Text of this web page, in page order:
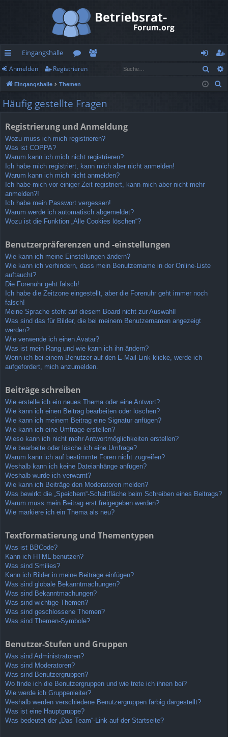
ch
ne
llz
rif
f
Eingangshalle
or
en
de
n
m
eg
ist
Anmelden Registrieren
Eingangshalle Themen
Häufig gestellte Fragen
Registrierung und Anmeldung
Wozu muss ich mich registrieren?
Was ist COPPA?
Warum kann ich mich nicht registrieren?
Ich habe mich registriert, kann mich aber nicht anmelden!
Warum kann ich mich nicht anmelden?
Ich habe mich vor einiger Zeit registriert, kann mich aber nicht mehr
anmelden?!
Ich habe mein Passwort vergessen!
Warum werde ich automatisch abgemeldet?
Wozu ist die Funktion „Alle Cookies löschen“?
Benutzerpräferenzen und -einstellungen
Wie kann ich meine Einstellungen ändern?
Wie kann ich verhindern, dass mein Benutzername in der Online-Liste
auftaucht?
Die Forenuhr geht falsch!
Ich habe die Zeitzone eingestellt, aber die Forenuhr geht immer noch
falsch!
Meine Sprache steht auf diesem Board nicht zur Auswahl!
Was sind das für Bilder, die bei meinem Benutzernamen angezeigt
werden?
Wie verwende ich einen Avatar?
Was ist mein Rang und wie kann ich ihn ändern?
Wenn ich bei einem Benutzer auf den E-Mail-Link klicke, werde ich
aufgefordert, mich anzumelden.
Beiträge schreiben
Wie erstelle ich ein neues Thema oder eine Antwort?
Wie kann ich einen Beitrag bearbeiten oder löschen?
Wie kann ich meinem Beitrag eine Signatur anfügen?
Wie kann ich eine Umfrage erstellen?
Wieso kann ich nicht mehr Antwortmöglichkeiten erstellen?
Wie bearbeite oder lösche ich eine Umfrage?
Warum kann ich auf bestimmte Foren nicht zugreifen?
Weshalb kann ich keine Dateianhänge anfügen?
Weshalb wurde ich verwarnt?
Wie kann ich Beiträge den Moderatoren melden?
Was bewirkt die „Speichern“-Schaltfläche beim Schreiben eines Beitrags?
Warum muss mein Beitrag erst freigegeben werden?
Wie markiere ich ein Thema als neu?
Textformatierung und Thementypen
Was ist BBCode?
Kann ich HTML benutzen?
Was sind Smilies?
Kann ich Bilder in meine Beiträge einfügen?
Was sind globale Bekanntmachungen?
Was sind Bekanntmachungen?
Was sind wichtige Themen?
Was sind geschlossene Themen?
Was sind Themen-Symbole?
Benutzer-Stufen und Gruppen
Was sind Administratoren?
Was sind Moderatoren?
Was sind Benutzergruppen?
Wo finde ich die Benutzergruppen und wie trete ich ihnen bei?
Wie werde ich Gruppenleiter?
Weshalb werden verschiedene Benutzergruppen farbig dargestellt?
Was ist eine Hauptgruppe?
Was bedeutet der „Das Team“-Link auf der Startseite?